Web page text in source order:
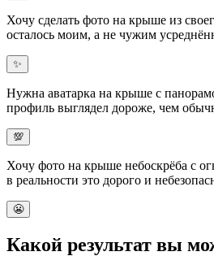
Хочу сделать фото на крыше из
осталось моим, а не чужим
✨
Нужна аватарка на крыше с
профиль выглядел дороже, чем
💯
Хочу фото на крыше небоскрёба с
в реальности это дорого и
😬
Какой результат вы